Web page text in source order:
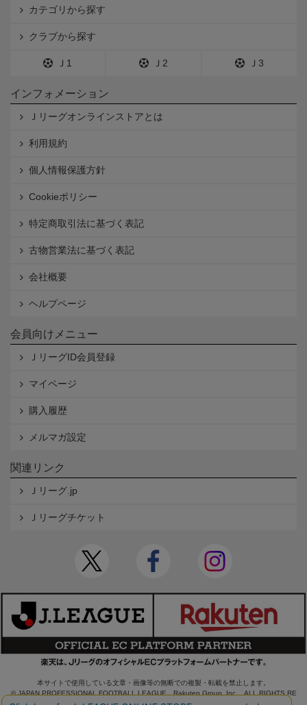
カテゴリから探す
クラブから探す
Ｊ1 Ｊ2 Ｊ3
インフォメーション
Ｊリーグオンラインストアとは
利用規約
個人情報保護方針
Cookieポリシー
特定商取引法に基づく表記
古物営業法に基づく表記
会社概要
ヘルプページ
会員向けメニュー
ＪリーグID会員登録
マイページ
購入履歴
メルマガ設定
関連リンク
Ｊリーグ.jp
Ｊリーグチケット
本サイトで使用している文章・画像等の無断での複製・転載を禁止します。
© JAPAN PROFESSIONAL FOOTBALL LEAGUE Rakuten Group, Inc. ALL RIGHTS RE